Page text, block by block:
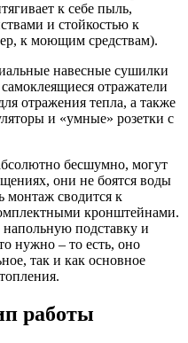
к себе пыль,
и стойкостью к
к моющим средствам).
навесные сушилки
отражатели
отражения тепла, а также
и «умные» розетки с
бесшумно, могут
они не боятся воды
монтаж сводится к
кронштейнами.
напольную подставку и
нужно – то есть, оно
так и как основное
работы